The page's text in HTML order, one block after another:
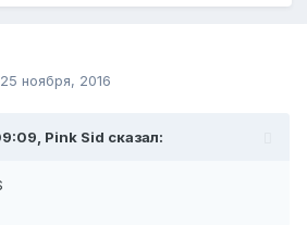
25 ноября, 2016
Pink Sid сказал: